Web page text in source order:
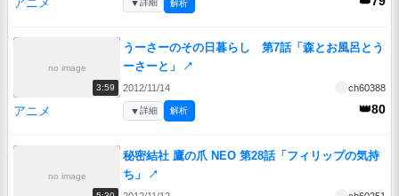
アニメ ▼詳細 解析
no image
3:59
うーさーのその日暮らし 第7話「森とお風呂とう
ーさーと」
↗
2012/11/14 ch60388
アニメ 👑80
▼詳細 解析
no image
秘密結社 鷹の爪 NEO 第28話「フィリップの気持
ち」
↗